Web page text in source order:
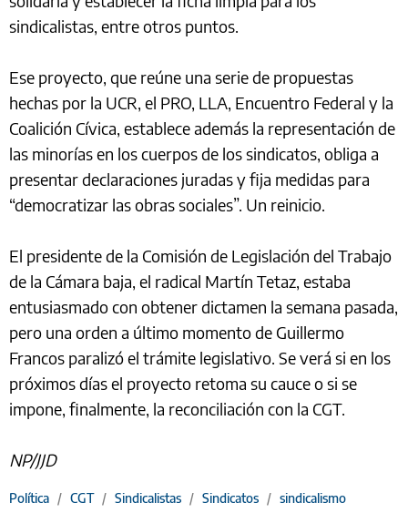
sindicalistas, entre otros puntos.
Ese proyecto, que reúne una serie de propuestas
hechas por la UCR, el PRO, LLA, Encuentro Federal y la
Coalición Cívica, establece además la representación de
las minorías en los cuerpos de los sindicatos, obliga a
presentar declaraciones juradas y fija medidas para
“democratizar las obras sociales”. Un reinicio.
El presidente de la Comisión de Legislación del Trabajo
de la Cámara baja, el radical Martín Tetaz, estaba
entusiasmado con obtener dictamen la semana pasada,
pero una orden a último momento de Guillermo
Francos paralizó el trámite legislativo. Se verá si en los
próximos días el proyecto retoma su cauce o si se
impone, finalmente, la reconciliación con la CGT.
NP/JJD
Política / CGT / Sindicalistas / Sindicatos / sindicalismo